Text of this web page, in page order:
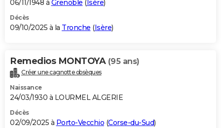
06/11/1948 à Grenoble ( Isère)
Décès
09/10/2025 à la Tronche (Isère)
Remedios MONTOYA (95 ans)
Créer une cagnotte obsèques
Naissance
24/03/1930 à LOURMEL ALGERIE
Décès
02/09/2025 à Porto-Vecchio (Corse-du-Sud)